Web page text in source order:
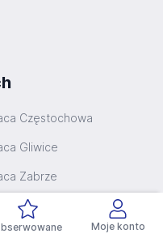
Moje konto
Częstochowa
Gliwice
Zabrze
Rybnik